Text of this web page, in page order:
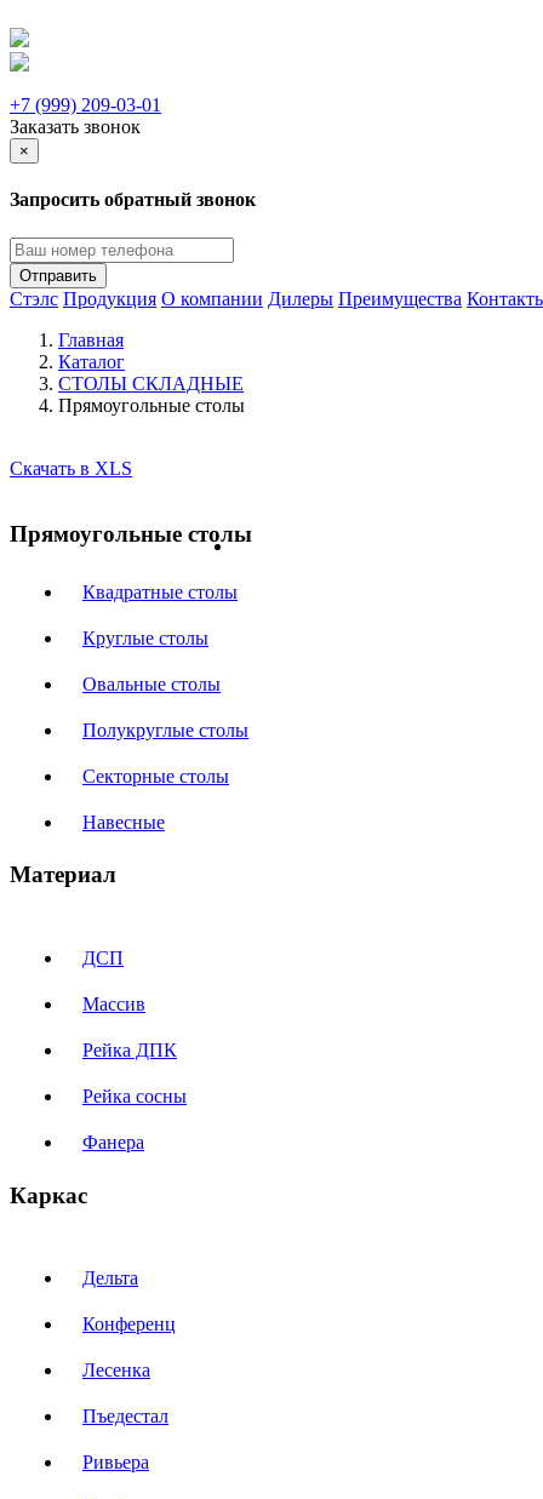
+7 (999) 209-03-01
Заказать звонок
×
Запросить обратный звонок
Отправить
Стэлс Продукция О компании Дилеры Преимущества
Главная
Каталог
СТОЛЫ СКЛАДНЫЕ
Прямоугольные столы
Скачать в XLS
Прямоугольные столы
Квадратные столы
Круглые столы
Овальные столы
Полукруглые столы
Секторные столы
Навесные
Материал
ДСП
Массив
Рейка ДПК
Рейка сосны
Фанера
Каркас
Дельта
Конференц
Лесенка
Пъедестал
Ривьера